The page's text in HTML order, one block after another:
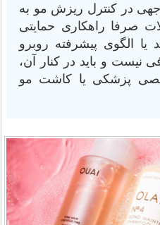
در کنترل ریزش مو به
صرفا راهکاری حمایتی
الگوی پیشرفته روبرو
نیست و باید در کنار آن،
پزشکی یا کاشت مو